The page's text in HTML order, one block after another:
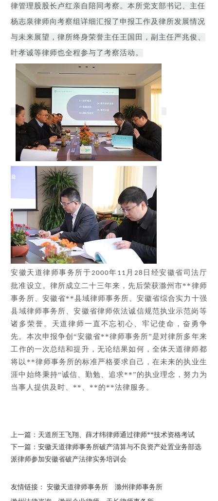
律管理股股长卢红亲自陪同考察。本所党支部书记、主任
杨志泉律师向考察组详细汇报了申报工作及律所发展情况
与未来展望，律所终身荣誉主任王国田，副主任严兆俊、
叶孝诚等律师也全程参与了考察活动。
安徽天道律师事务所于2000年 11 月 28 日经安徽省司法厅
批准设立。律所成立二十三年来，先后荣获滁州市**律师
事务所、安徽省**县域律师事务所、安徽省综合实力十强
县域律师事务所、安徽省律师依法诚信规范执业示范岗等
诸多荣誉。天道律师一直不忘初心、牢记使命，奋勇争
先。本次申报争创“安徽省**律师事务所”是对律所多年来
工作的一次总结和提升，无论结果如何，全体天道律师都
将以**律师事务所的标准严格要求自己，在未来的执业生
涯中始终秉持“诚信、勤勉、追求**”的执业理念，努力为
当事人提供及时、**、**的**法律服务。
上一篇： 天道所王飞翔、薛才纬律师通过律师**技术资格考试
下一篇：安徽天道律师事务所破产清算与不良资产处置业务部选
派律师参加安徽省破产法律实务培训会
友情链接：安徽天道律师事务所
滁州律师事务所